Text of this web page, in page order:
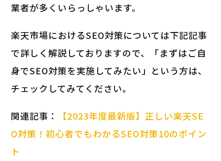
業者が多くいらっしゃいます。
楽天市場におけるSEO対策については下記記事
で詳しく解説しておりますので、「まずはご自
身でSEO対策を実施してみたい」という方は、
チェックしてみてください。
関連記事：
【2023年度最新版】正しい楽天SE
O対策！初心者でもわかるSEO対策10のポイン
ト